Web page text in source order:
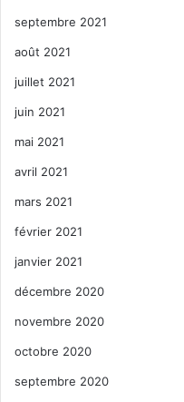
septembre 2021
août 2021
juillet 2021
juin 2021
mai 2021
avril 2021
mars 2021
février 2021
janvier 2021
décembre 2020
novembre 2020
octobre 2020
septembre 2020